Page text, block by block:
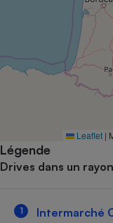
Leaflet |
Légende
Drives dans un
1 Intermarché